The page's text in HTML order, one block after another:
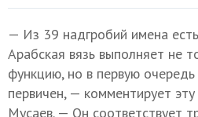
— Из 39 надгробий имена
Арабская вязь выполняет не
функцию, но в первую
первичен, — комментирует
Мусаев. — Он соответствует